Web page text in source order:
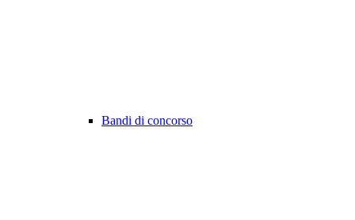
Bandi di concorso